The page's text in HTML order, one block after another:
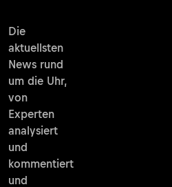
Die
aktuellsten
News rund
um die Uhr,
von
Experten
analysiert
und
kommentiert
und